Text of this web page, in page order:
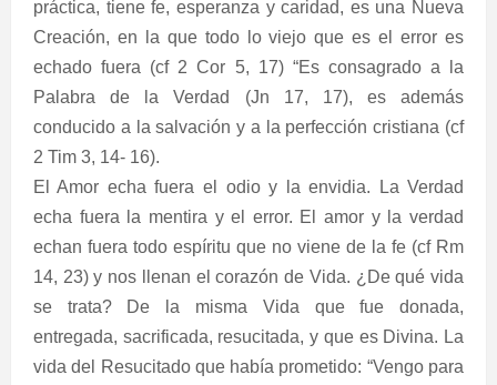
práctica, tiene fe, esperanza y caridad, es una Nueva
Creación, en la que todo lo viejo que es el error es
echado fuera (cf 2 Cor 5, 17) “Es consagrado a la
Palabra de la Verdad (Jn 17, 17), es además
conducido a la salvación y a la perfección cristiana (cf
2 Tim 3, 14- 16).
El Amor echa fuera el odio y la envidia. La Verdad
echa fuera la mentira y el error. El amor y la verdad
echan fuera todo espíritu que no viene de la fe (cf Rm
14, 23) y nos llenan el corazón de Vida. ¿De qué vida
se trata? De la misma Vida que fue donada,
entregada, sacrificada, resucitada, y que es Divina. La
vida del Resucitado que había prometido: “Vengo para